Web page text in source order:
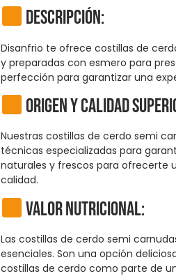
Descripción:
Disanfrio te ofrece costillas de
y preparadas con esmero para
perfección para garantizar una
Origen y calidad
Nuestras costillas de cerdo semi
técnicas especializadas para
naturales y frescos para ofrecerte
calidad.
Valor Nutricional:
Las costillas de cerdo semi
esenciales. Son una opción
costillas de cerdo como parte de